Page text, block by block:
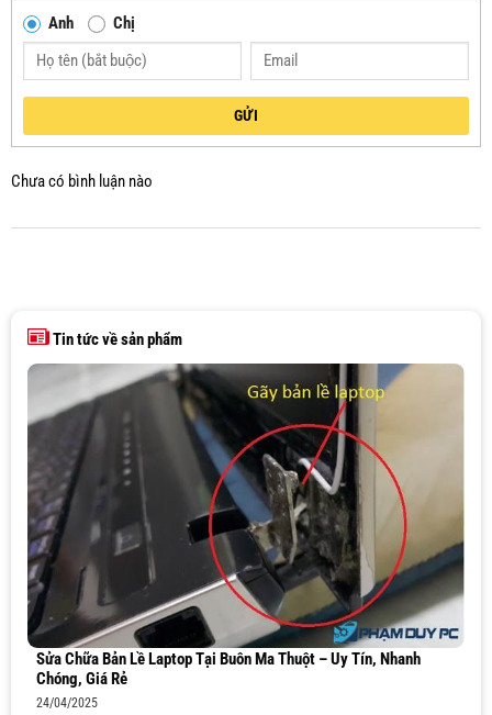
Anh Chị
GỬI
Chưa có bình luận nào
Tin tức về sản phẩm
Sửa Chữa Bản Lề Laptop Tại Buôn Ma Thuột – Uy Tín, Nhanh
Chóng, Giá Rẻ
24/04/2025